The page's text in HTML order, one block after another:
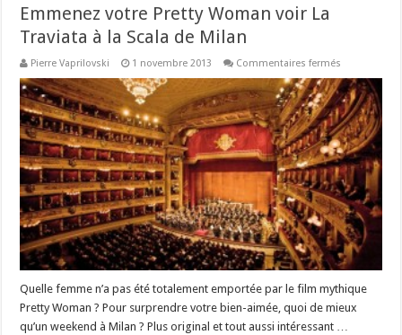
Emmenez votre Pretty Woman voir La
Traviata à la Scala de Milan
Pierre Vaprilovski 1 novembre 2013 Commentaires fermés
votre
Pretty
Woman
voir
La
Traviata
à
la
Scala
de
Milan
Quelle femme n’a pas été totalement emportée par le film mythique
Pretty Woman ? Pour surprendre votre bien-aimée, quoi de mieux
qu’un weekend à Milan ? Plus original et tout aussi intéressant …